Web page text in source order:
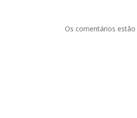
Os comentários estão